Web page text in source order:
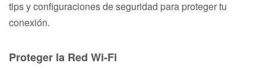
tips y configuraciones de seguridad para proteger tu
conexión.
Proteger la Red Wi-Fi